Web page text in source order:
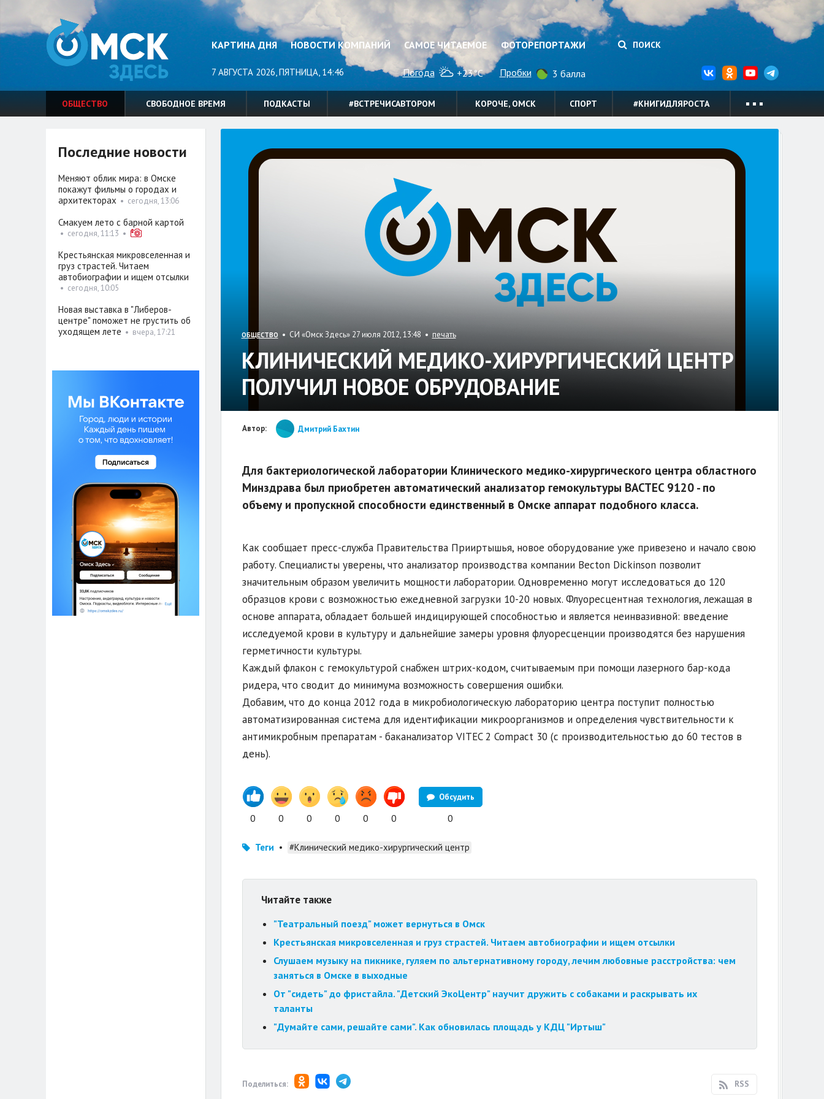
КАРТИНА ДНЯ НОВОСТИ КОМПАНИЙ САМОЕ ЧИТАЕМОЕ ФОТОРЕПОРТАЖИ ПОИСК
7 АВГУСТА 2026, ПЯТНИЦА, 14:46 Погода +23°C Пробки 3 балла
ОБЩЕСТВО СВОБОДНОЕ ВРЕМЯ ПОДКАСТЫ #ВСТРЕЧИСАВТОРОМ КОРОЧЕ, ОМСК СПОРТ #КНИГИДЛЯРОСТА
ОБЩЕСТВО • СИ «Омск Здесь» 27 июля 2012, 13:48 • печать
КЛИНИЧЕСКИЙ МЕДИКО-ХИРУРГИЧЕСКИЙ ЦЕНТР
ПОЛУЧИЛ НОВОЕ ОБРУДОВАНИЕ
Автор: Дмитрий Бахтин
Для бактериологической лаборатории Клинического медико-хирургического центра областного
Минздрава был приобретен автоматический анализатор гемокультуры BACTEC 9120 - по
объему и пропускной способности единственный в Омске аппарат подобного класса.
Как сообщает пресс-служба Правительства Прииртышья, новое оборудование уже привезено и начало свою
работу. Специалисты уверены, что анализатор производства компании Becton Dickinson позволит
значительным образом увеличить мощности лаборатории. Одновременно могут исследоваться до 120
образцов крови с возможностью ежедневной загрузки 10-20 новых. Флуоресцентная технология, лежащая в
основе аппарата, обладает большей индицирующей способностью и является неинвазивной: введение
исследуемой крови в культуру и дальнейшие замеры уровня флуоресценции производятся без нарушения
герметичности культуры.
Каждый флакон с гемокультурой снабжен штрих-кодом, считываемым при помощи лазерного бар-кода
ридера, что сводит до минимума возможность совершения ошибки.
Добавим, что до конца 2012 года в микробиологическую лабораторию центра поступит полностью
автоматизированная система для идентификации микроорганизмов и определения чувствительности к
антимикробным препаратам - баканализатор VITEC 2 Compact 30 (с производительностью до 60 тестов в
день).
0 0 0 0 0 0
Обсудить
0
Теги • #Клинический медико-хирургический центр
Читайте также
"Театральный поезд" может вернуться в Омск
Крестьянская микровселенная и груз страстей. Читаем автобиографии и ищем отсылки
Слушаем музыку на пикнике, гуляем по альтернативному городу, лечим любовные расстройства: чем
заняться в Омске в выходные
От "сидеть" до фристайла. "Детский ЭкоЦентр" научит дружить с собаками и раскрывать их
таланты
"Думайте сами, решайте сами". Как обновилась площадь у КДЦ "Иртыш"
Поделиться: RSS
Последние новости
Меняют облик мира: в Омске
покажут фильмы о городах и
архитекторах • сегодня, 13:06
Смакуем лето с барной картой
• сегодня, 11:13 •
Крестьянская микровселенная и
груз страстей. Читаем
автобиографии и ищем отсылки
• сегодня, 10:05
Новая выставка в "Либеров-
центре" поможет не грустить об
уходящем лете • вчера, 17:21